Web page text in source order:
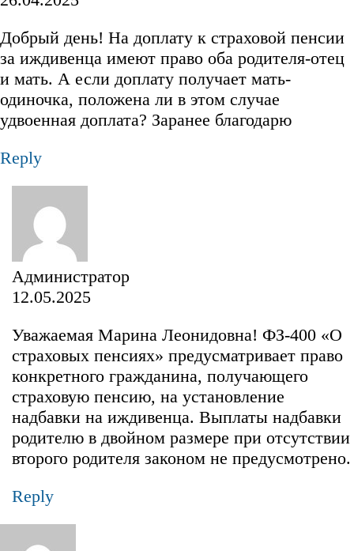
Добрый день! На доплату к страховой пенсии
за иждивенца имеют право оба родителя-отец
и мать. А если доплату получает мать-
одиночка, положена ли в этом случае
удвоенная доплата? Заранее благодарю
Reply
Администратор
12.05.2025
Уважаемая Марина Леонидовна! ФЗ-400 «О
страховых пенсиях» предусматривает право
конкретного гражданина, получающего
страховую пенсию, на установление
надбавки на иждивенца. Выплаты надбавки
родителю в двойном размере при отсутствии
второго родителя законом не предусмотрено.
Reply